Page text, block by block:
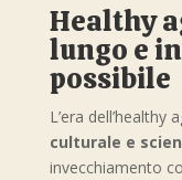
Healthy
lungo e
possibile
L’era dell’healthy
culturale e
invecchiamento